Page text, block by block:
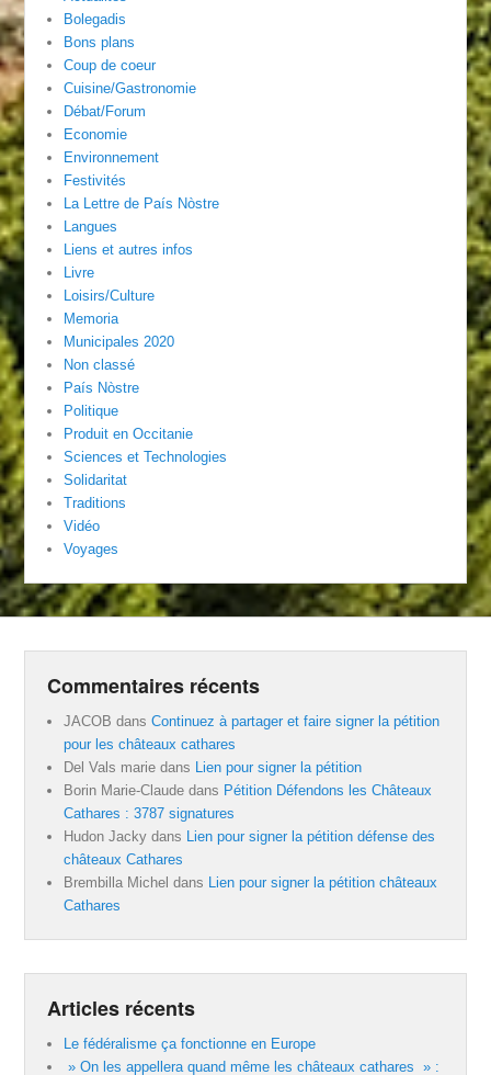
Bolegadis
Bons plans
Coup de coeur
Cuisine/Gastronomie
Débat/Forum
Economie
Environnement
Festivités
La Lettre de País Nòstre
Langues
Liens et autres infos
Livre
Loisirs/Culture
Memoria
Municipales 2020
Non classé
País Nòstre
Politique
Produit en Occitanie
Sciences et Technologies
Solidaritat
Traditions
Vidéo
Voyages
Commentaires récents
JACOB dansContinuez à partager et faire signer la pétition
pour les châteaux cathares
Del Vals marie dans Lien pour signer la pétition
Borin Marie-Claude dans Pétition Défendons les Châteaux
Cathares : 3787 signatures
Hudon Jacky dans Lien pour signer la pétition défense des
châteaux Cathares
Brembilla Michel dans Lien pour signer la pétition châteaux
Cathares
Articles récents
Le fédéralisme ça fonctionne en Europe
» On les appellera quand même les châteaux cathares » :